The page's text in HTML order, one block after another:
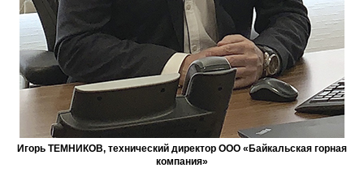
Игорь ТЕМНИКОВ, технический директор ООО «Байкальская горная
компания»